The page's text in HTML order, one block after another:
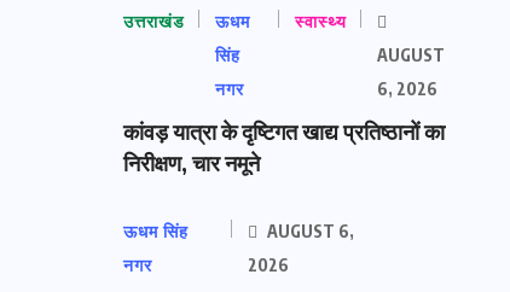
उत्तराखंड
ऊधम
सिंह
नगर
स्वास्थ्य
AUGUST
6, 2026
कांवड़ यात्रा के दृष्टिगत खाद्य प्रतिष्ठानों का
निरीक्षण, चार नमूने
ऊधम सिंह
नगर
AUGUST 6,
2026